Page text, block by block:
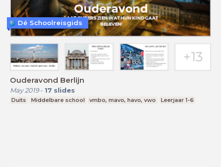
Ouderavond Berlijn
May 2019- 17 slides
Duits Middelbare school vmbo, mavo, havo, vwo Leerjaar 1-6
Dé Schoolreisgids